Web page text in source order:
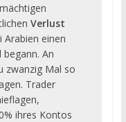
Verlust
Arabien einen
An
zwanzig Mal so
Trader
ihres Kontos